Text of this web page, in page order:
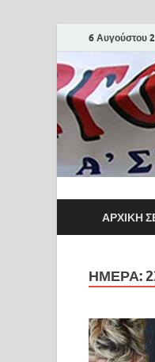
6 Αυγούστου
ΑΡΧΙΚΗ
ΗΜΈΡΑ: